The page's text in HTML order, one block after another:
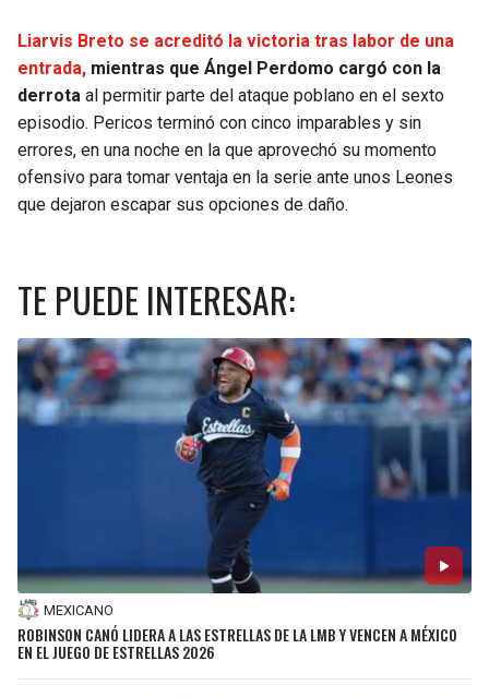
Liarvis Breto se acreditó la victoria tras labor de una
entrada, mientras que Ángel Perdomo cargó con la
derrota al permitir parte del ataque poblano en el sexto
episodio. Pericos terminó con cinco imparables y sin
errores, en una noche en la que aprovechó su momento
ofensivo para tomar ventaja en la serie ante unos Leones
que dejaron escapar sus opciones de daño.
TE PUEDE INTERESAR:
MEXICANO
ROBINSON CANÓ LIDERA A LAS ESTRELLAS DE LA LMB Y VENCEN A MÉXICO
EN EL JUEGO DE ESTRELLAS 2026